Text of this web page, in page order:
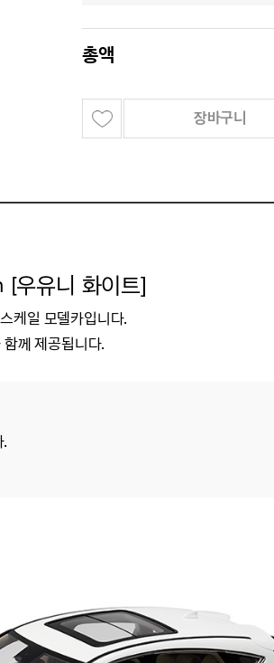
총액
장바구니
우유니 화이트]
케일 모델카입니다.
께 제공됩니다.